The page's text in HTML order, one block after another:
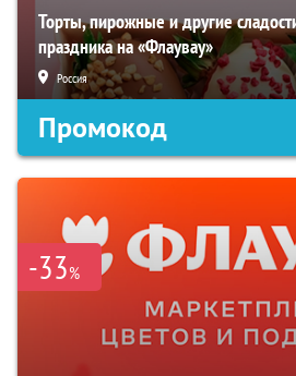
Торты, пирожные и другие
праздника на «Флаувау»
Россия
Промокод
-33%